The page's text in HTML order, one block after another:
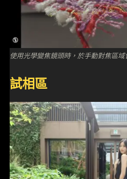
使用光學變焦鏡頭時，於手動對焦區
試相區